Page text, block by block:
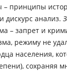
– принципы
дискурс анализ.
– запрет и
режиму не
населения,
сохраняя